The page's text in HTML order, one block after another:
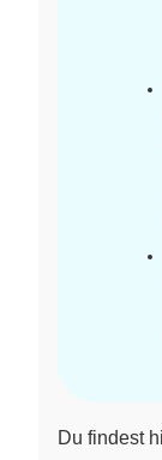
Du findest